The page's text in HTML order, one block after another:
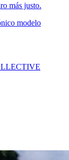
más justo.